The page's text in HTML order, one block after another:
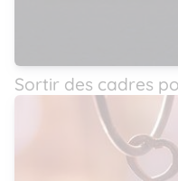
Sortir des cadres